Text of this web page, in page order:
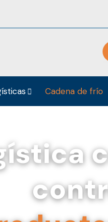
Cadena de frío